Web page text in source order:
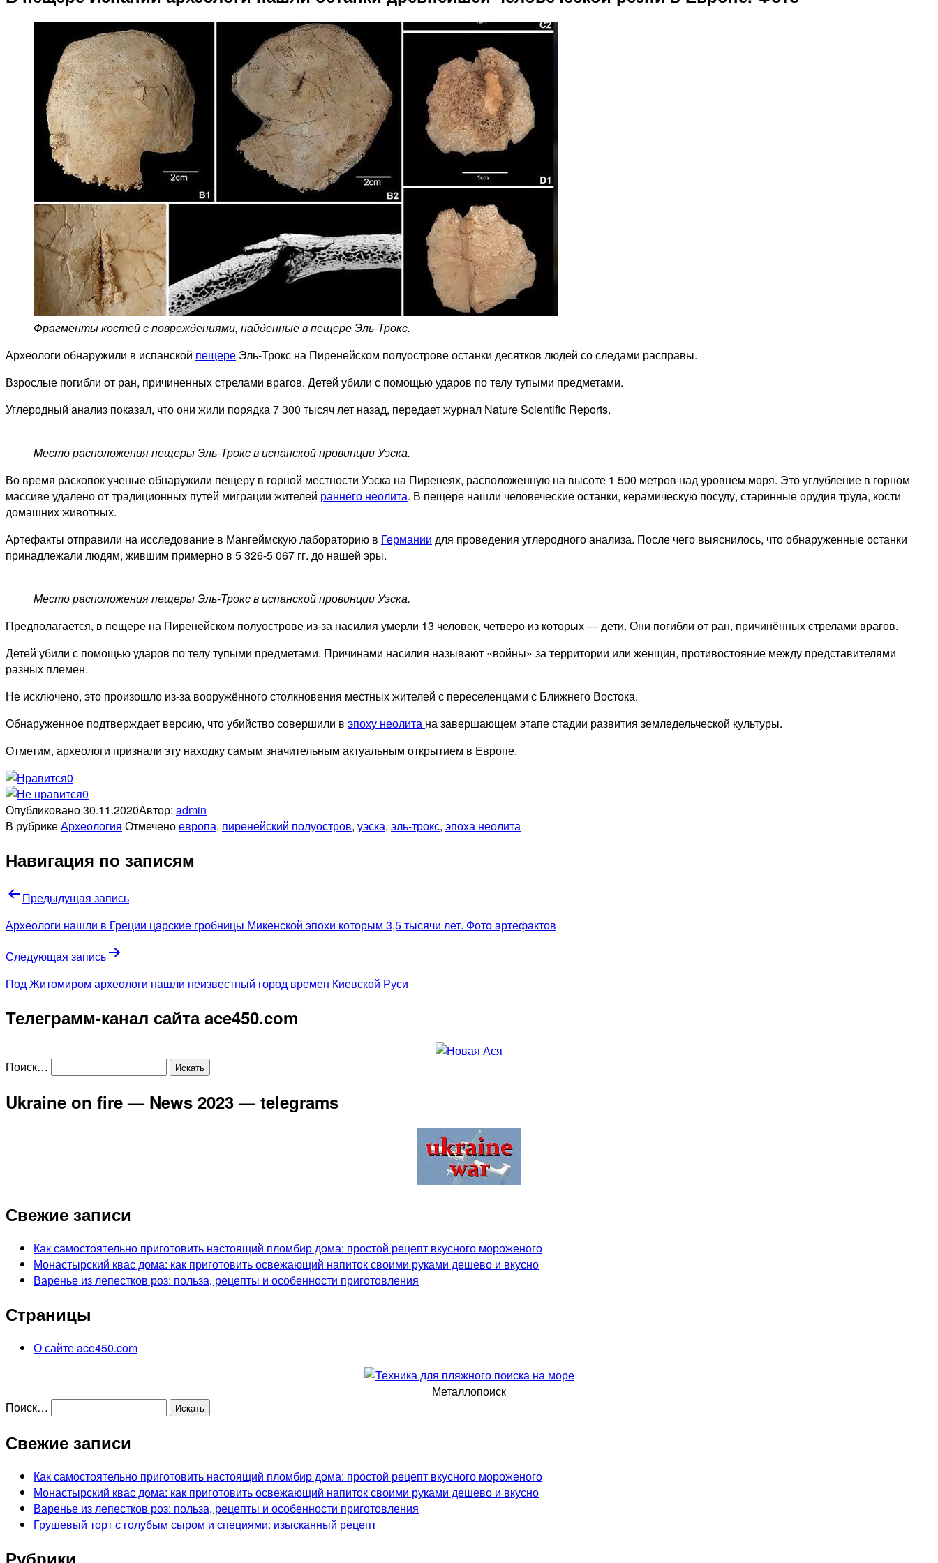
Фрагменты костей с повреждениями, найденные в пещере Эль-Трокс.
Археологи обнаружили в испанской пещере Эль-Трокс на Пиренейском полуострове останки десятков людей со следами расправы.
Взрослые погибли от ран, причиненных стрелами врагов. Детей убили с помощью ударов по телу тупыми предметами.
Углеродный анализ показал, что они жили порядка 7 300 тысяч лет назад, передает журнал Nature Scientific Reports.
Место расположения пещеры Эль-Трокс в испанской провинции Уэска.
Во время раскопок ученые обнаружили пещеру в горной местности Уэска на Пиренеях, расположенную на высоте 1 500 метров над уровнем моря. Это углубление в горном
массиве удалено от традиционных путей миграции жителей раннего неолита. В пещере нашли человеческие останки, керамическую посуду, старинные орудия труда, кости
домашних животных.
Артефакты отправили на исследование в Мангеймскую лабораторию в Германии для проведения углеродного анализа. После чего выяснилось, что обнаруженные останки
принадлежали людям, жившим примерно в 5 326-5 067 гг. до нашей эры.
Место расположения пещеры Эль-Трокс в испанской провинции Уэска.
Предполагается, в пещере на Пиренейском полуострове из-за насилия умерли 13 человек, четверо из которых — дети. Они погибли от ран, причинённых стрелами врагов.
Детей убили с помощью ударов по телу тупыми предметами. Причинами насилия называют «войны» за территории или женщин, противостояние между представителями
разных племен.
Не исключено, это произошло из-за вооружённого столкновения местных жителей с переселенцами с Ближнего Востока.
Обнаруженное подтверждает версию, что убийство совершили в эпоху неолита на завершающем этапе стадии развития земледельческой культуры.
Отметим, археологи признали эту находку самым значительным актуальным открытием в Европе.
0
0
Опубликовано30.11.2020Автор: admin
В рубрикеАрхеология Отмеченоевропа, пиренейский полуостров, уэска, эль-трокс, эпоха неолита
Навигация по записям
Предыдущая запись
Археологи нашли в Греции царские гробницы Микенской эпохи которым 3,5 тысячи лет. Фото артефактов
Следующая запись
Под Житомиром археологи нашли неизвестный город времен Киевской Руси
Телеграмм-канал сайта ace450.com
Поиск…
Ukraine on fire — News 2023 — telegrams
Свежие записи
Как самостоятельно приготовить настоящий пломбир дома: простой рецепт вкусного мороженого
Монастырский квас дома: как приготовить освежающий напиток своими руками дешево и вкусно
Варенье из лепестков роз: польза, рецепты и особенности приготовления
Страницы
О сайте ace450.com
Металлопоиск
Поиск…
Свежие записи
Как самостоятельно приготовить настоящий пломбир дома: простой рецепт вкусного мороженого
Монастырский квас дома: как приготовить освежающий напиток своими руками дешево и вкусно
Варенье из лепестков роз: польза, рецепты и особенности приготовления
Грушевый торт с голубым сыром и специями: изысканный рецепт
Рубрики